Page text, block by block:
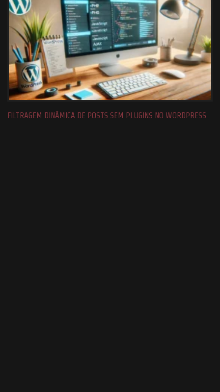
FILTRAGEM DINÂMICA DE POSTS SEM PLUGINS NO WORDPRESS